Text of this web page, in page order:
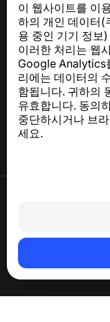
이 웹사이트를 이
하의 개인 데이터(
용 중인 기기 정보
이러한 처리는 웹
Google Analytics
리에는 데이터의
함됩니다. 귀하의
유효합니다. 동의
중단하시거나 브
세요.
하는 간편한 앱
GDPR 준수 관련
도움말 센터
뉴스 및 기사
프로젝트 소개
연락처
계정 및 개인정보 삭